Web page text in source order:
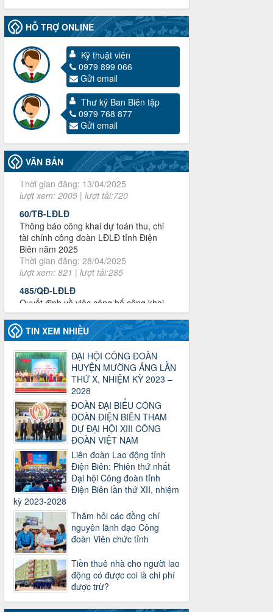
HỖ TRỢ ONLINE
Kỹ thuật viên
0979 899 066
Gửi email
Thư ký Ban Biên tập
0979 768 877
Gửi email
VĂN BẢN
3716/TLD-TC
Công văn hướng dẫn công tác quả lý tài
chính, tài sản công đoàn khi đơn vị sát
Thời gian đăng: 13/04/2025
lượt xem: 2005 | lượt tải:720
60/TB-LĐLĐ
Thông báo công khai dự toán thu, chi
tài chính công đoàn LĐLĐ tỉnh Điện
Biên năm 2025
Thời gian đăng: 28/04/2025
lượt xem: 821 | lượt tải:285
485/QĐ-LĐLĐ
Quyết định về việc công bố công khai
quyết toán ngân sách nhà nước năm
2024
Thời gian đăng: 29/04/2025
lượt xem: 917 | lượt tải:254
2930/TLĐ-TC
31/12/2024 của Tổng LĐLĐ Việt Nam
về việc quy định tỷ lệ phân phối tự động
KPCĐ 2% qua tài khoản Công đoàn
Việt Nam về các cấp Công đoàn năm
2025
Thời gian đăng: 06/01/2025
lượt xem: 1067 | lượt tải:437
47-TTCĐ/BTGTU
Thông tin chuyên đề: Một số nôi dung
về sắp xếp tổ chức bộ máy của hệ
thống chính trị tinh gọn, hoạt động hiệu
lực, hiệu quả
Thời gian đăng: 25/12/2024
lượt xem: 1225 | lượt tải:339
37/HD-TLĐ
Hướng dẫn Công đoàn với việc tổ chức
và hoạt động của Ban Thanh tra Nhân
dân
Thời gian đăng: 27/12/2024
lượt xem: 4950 | lượt tải:1353
TIN XEM NHIỀU
ĐẠI HỘI CÔNG ĐOÀN
HUYỆN MƯỜNG ẢNG LẦN
THỨ X, NHIỆM KỲ 2023 –
2028
ĐOÀN ĐẠI BIỂU CÔNG
ĐOÀN ĐIỆN BIÊN THAM
DỰ ĐẠI HỘI XIII CÔNG
ĐOÀN VIỆT NAM
Liên đoàn Lao động tỉnh
Điện Biên: Phiên thứ nhất
Đại hội Công đoàn tỉnh
Điện Biên lần thứ XII, nhiệm
kỳ 2023-2028
Thăm hỏi các đồng chí
nguyên lãnh đạo Công
đoàn Viên chức tỉnh
Tiền thuê nhà cho người lao
động có được coi là chi phí
được trừ?